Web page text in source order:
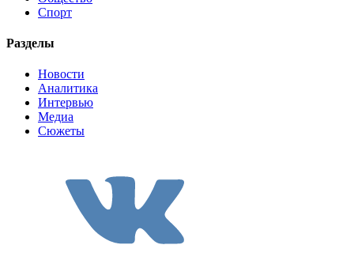
Спорт
Разделы
Новости
Аналитика
Интервью
Медиа
Сюжеты